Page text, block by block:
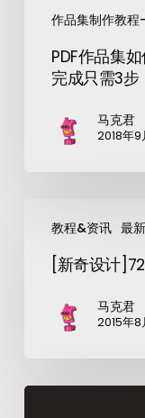
作品集制作教
PDF作品集
完成只需3步
马克君
2018年9
教程&资讯 最
[新奇设计
马克君
2015年8